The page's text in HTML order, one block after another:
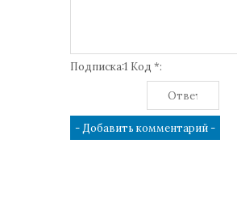
Подписка:1 Код *: